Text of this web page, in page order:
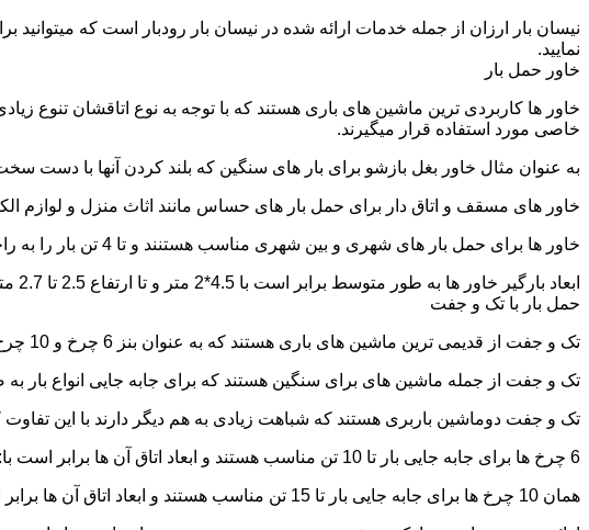
نیسان بار ارزان از جمله خدمات ارائه شده در نیسان بار رودبار است که میتوانید
نمایید.
خاور حمل بار
خاور ها کاربردی ترین ماشین های باری هستند که با توجه به نوع اتاقشان تنوع
خاصی مورد استفاده قرار میگیرند.
به عنوان مثال خاور بغل بازشو برای بار های سنگین که بلند کردن آنها با دست
خاور های مسقف و اتاق دار برای حمل بار های حساس مانند اثاث منزل و لوازم
خاور ها برای حمل بار های شهری و بین شهری مناسب هستنند و تا 4 تن بار را به راحتی حمل میکنند.
ابعاد بارگیر خاور ها به طور متوسط برابر است با 4.5*2 متر و تا ارتفاع 2.5 تا 2.7 متر بار را به راحتی میتوان روی آنها قرار داد.
حمل بار با تک و جفت
تک و جفت از قدیمی ترین ماشین های باری هستند که به عنوان بنز 6 چرخ و 10 چرخ شناخته میشوند.
تک و جفت از جمله ماشین های برای سنگین هستند که برای جابه جایی انواع بار
تک و جفت دوماشین باربری هستند که شباهت زیادی به هم دیگر دارند با این تفاوت که جفت 5 تن بیشتر از تک
6 چرخ ها برای جابه جایی بار تا 10 تن مناسب هستند و ابعاد اتاق آن ها برابر است با: 5.80*2.20 متر
همان 10 چرخ ها برای جابه جایی بار تا 15 تن مناسب هستند و ابعاد اتاق آن ها برابر است با: 6.80*2.25 متر